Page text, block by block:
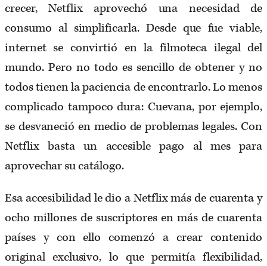
crecer, Netflix aprovechó una necesidad de
consumo al simplificarla. Desde que fue viable,
internet se convirtió en la filmoteca ilegal del
mundo. Pero no todo es sencillo de obtener y no
todos tienen la paciencia de encontrarlo. Lo menos
complicado tampoco dura: Cuevana, por ejemplo,
se desvaneció en medio de problemas legales. Con
Netflix basta un accesible pago al mes para
aprovechar su catálogo.
Esa accesibilidad le dio a Netflix más de cuarenta y
ocho millones de suscriptores en más de cuarenta
países y con ello comenzó a crear contenido
original exclusivo, lo que permitía flexibilidad,